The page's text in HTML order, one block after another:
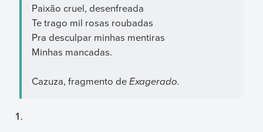
Paixão cruel, desenfreada
Te trago mil rosas roubadas
Pra desculpar minhas mentiras
Minhas mancadas.
Cazuza, fragmento deExagerado.